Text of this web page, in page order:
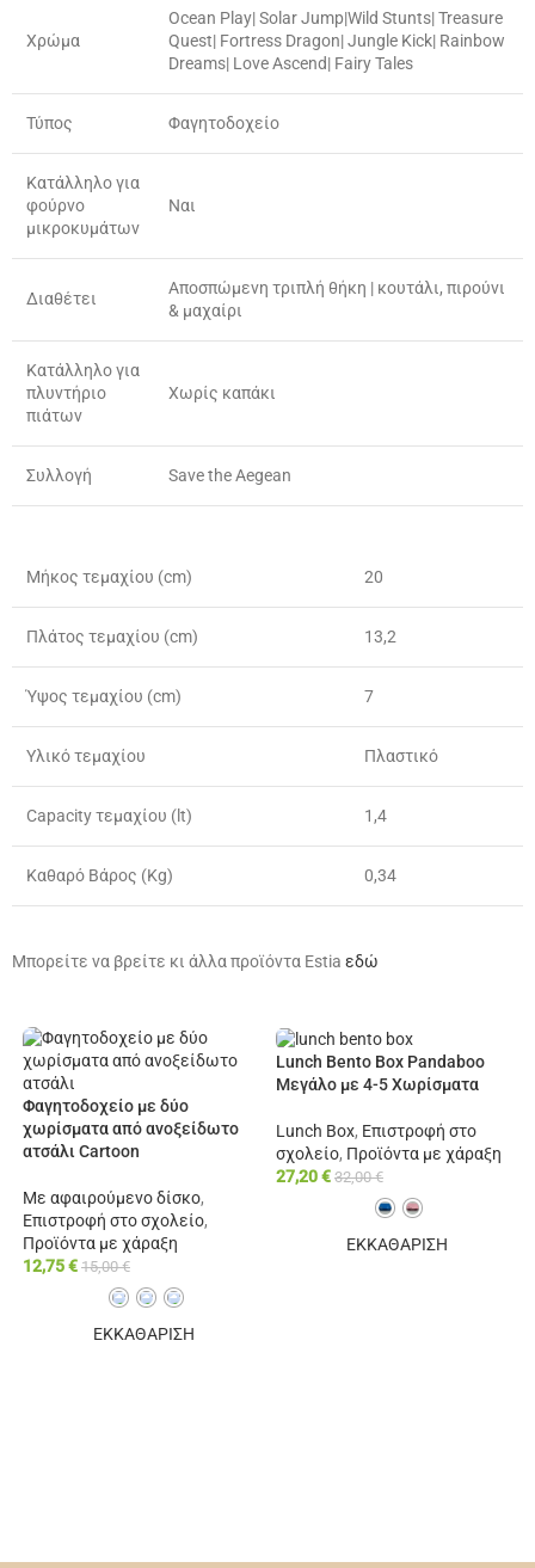
Χρώμα
Ocean Play| Solar Jump|Wild Stunts| Treasure
Quest| Fortress Dragon| Jungle Kick| Rainbow
Dreams| Love Ascend| Fairy Tales
Τύπος Φαγητοδοχείο
Κατάλληλο για
φούρνο
μικροκυμάτων
Ναι
Διαθέτει
Αποσπώμενη τριπλή θήκη | κουτάλι, πιρούνι
& μαχαίρι
Κατάλληλο για
πλυντήριο
πιάτων
Χωρίς καπάκι
Συλλογή Save the Aegean
Μήκος τεμαχίου (cm) 20
Πλάτος τεμαχίου (cm) 13,2
Ύψος τεμαχίου (cm) 7
Υλικό τεμαχίου Πλαστικό
Capacity τεμαχίου (lt) 1,4
Καθαρό Βάρος (Kg) 0,34
Μπορείτε να βρείτε κι άλλα προϊόντα Estia εδώ
Φαγητοδοχείο με δύο
χωρίσματα από ανοξείδωτο
ατσάλι Cartoon
Με αφαιρούμενο δίσκο,
Επιστροφή στο σχολείο,
Προϊόντα με χάραξη
12,75€ 15,00€
ΕΚΚΑΘΑΡΙΣΗ
Lunch Bento Box Pandaboo
Μεγάλο με 4-5 Χωρίσματα
Lunch Box, Επιστροφή στο
σχολείο, Προϊόντα με χάραξη
27,20€ 32,00€
ΕΚΚΑΘΑΡΙΣΗ